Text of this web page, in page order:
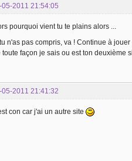
05-2011 21:54:05
pourquoi vient tu te plains alors ...
n'as pas compris, va ! Continue à
toute façon je sais ou est ton deuxième
05-2011 21:41:32
con car j'ai un autre site